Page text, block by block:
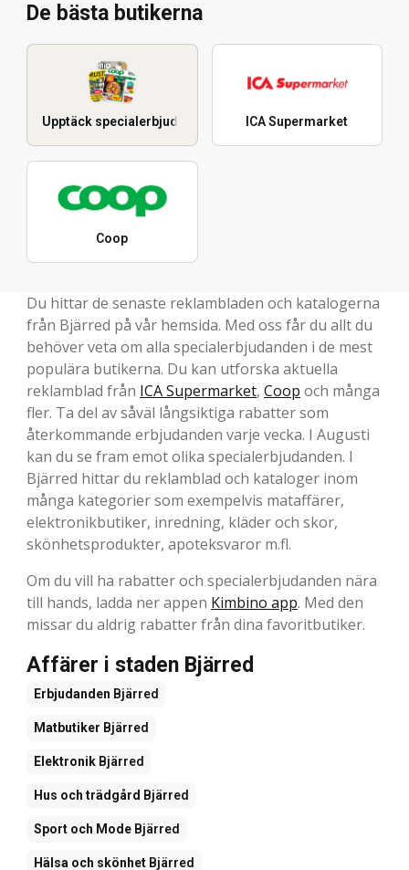
De bästa butikerna
Upptäck specialerbjudanden ICA Supermarket
Coop
Du hittar de senaste reklambladen och katalogerna
från Bjärred på vår hemsida. Med oss får du allt du
behöver veta om alla specialerbjudanden i de mest
populära butikerna. Du kan utforska aktuella
reklamblad från ICA Supermarket, Coop och många
fler. Ta del av såväl långsiktiga rabatter som
återkommande erbjudanden varje vecka. I Augusti
kan du se fram emot olika specialerbjudanden. I
Bjärred hittar du reklamblad och kataloger inom
många kategorier som exempelvis mataffärer,
elektronikbutiker, inredning, kläder och skor,
skönhetsprodukter, apoteksvaror m.fl.
Om du vill ha rabatter och specialerbjudanden nära
till hands, ladda ner appen Kimbino app. Med den
missar du aldrig rabatter från dina favoritbutiker.
Affärer i staden Bjärred
Erbjudanden Bjärred
Matbutiker Bjärred
Elektronik Bjärred
Hus och trädgård Bjärred
Sport och Mode Bjärred
Hälsa och skönhet Bjärred